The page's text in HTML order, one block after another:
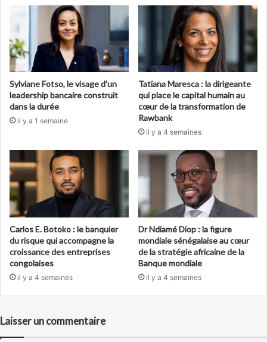
Sylviane Fotso, le visage d’un
leadership bancaire construit
dans la durée
il y a 1 semaine
Tatiana Maresca : la dirigeante
qui place le capital humain au
cœur de la transformation de
Rawbank
il y a 4 semaines
Carlos E. Botoko : le banquier
du risque qui accompagne la
croissance des entreprises
congolaises
il y a 4 semaines
Dr Ndiamé Diop : la figure
mondiale sénégalaise au cœur
de la stratégie africaine de la
Banque mondiale
il y a 4 semaines
Laisser un commentaire